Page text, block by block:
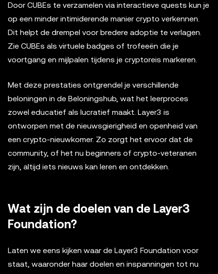
Door CUBEs te verzamelen via interactieve quests kun je
op een minder intimiderende manier crypto verkennen.
Dit helpt de drempel voor bredere adoptie te verlagen.
Zie CUBEs als virtuele badges of trofeeën die je
voortgang en mijlpalen tijdens je cryptoreis markeren.
Met deze prestaties ontgrendel je verschillende
beloningen in de Beloningshub, wat het leerproces
zowel educatief als lucratief maakt. Layer3 is
ontworpen met de nieuwsgierigheid en openheid van
een crypto-nieuwkomer. Zo zorgt het ervoor dat de
community, of het nu beginners of crypto-veteranen
zijn, altijd iets nieuws kan leren en ontdekken.
Wat zijn de doelen van de Layer3
Foundation?
Laten we eens kijken waar de Layer3 Foundation voor
staat, waaronder haar doelen en inspanningen tot nu